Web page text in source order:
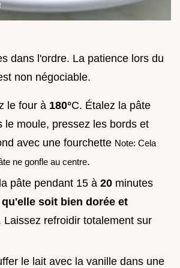
dans l'ordre. La patience lors du
non négociable.
le four à 180°C. Étalez la pâte
le moule, pressez les bords et
avec une fourchette Note: Cela
ne gonfle au centre.
pâte pendant 15 à 20 minutes
soit bien dorée et
Laissez refroidir totalement sur
le lait avec la vanille dans une